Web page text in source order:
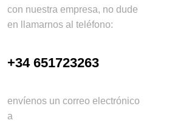
con nuestra empresa, no dude
en llamarnos al teléfono:
+34 651723263
envíenos un correo electrónico
a